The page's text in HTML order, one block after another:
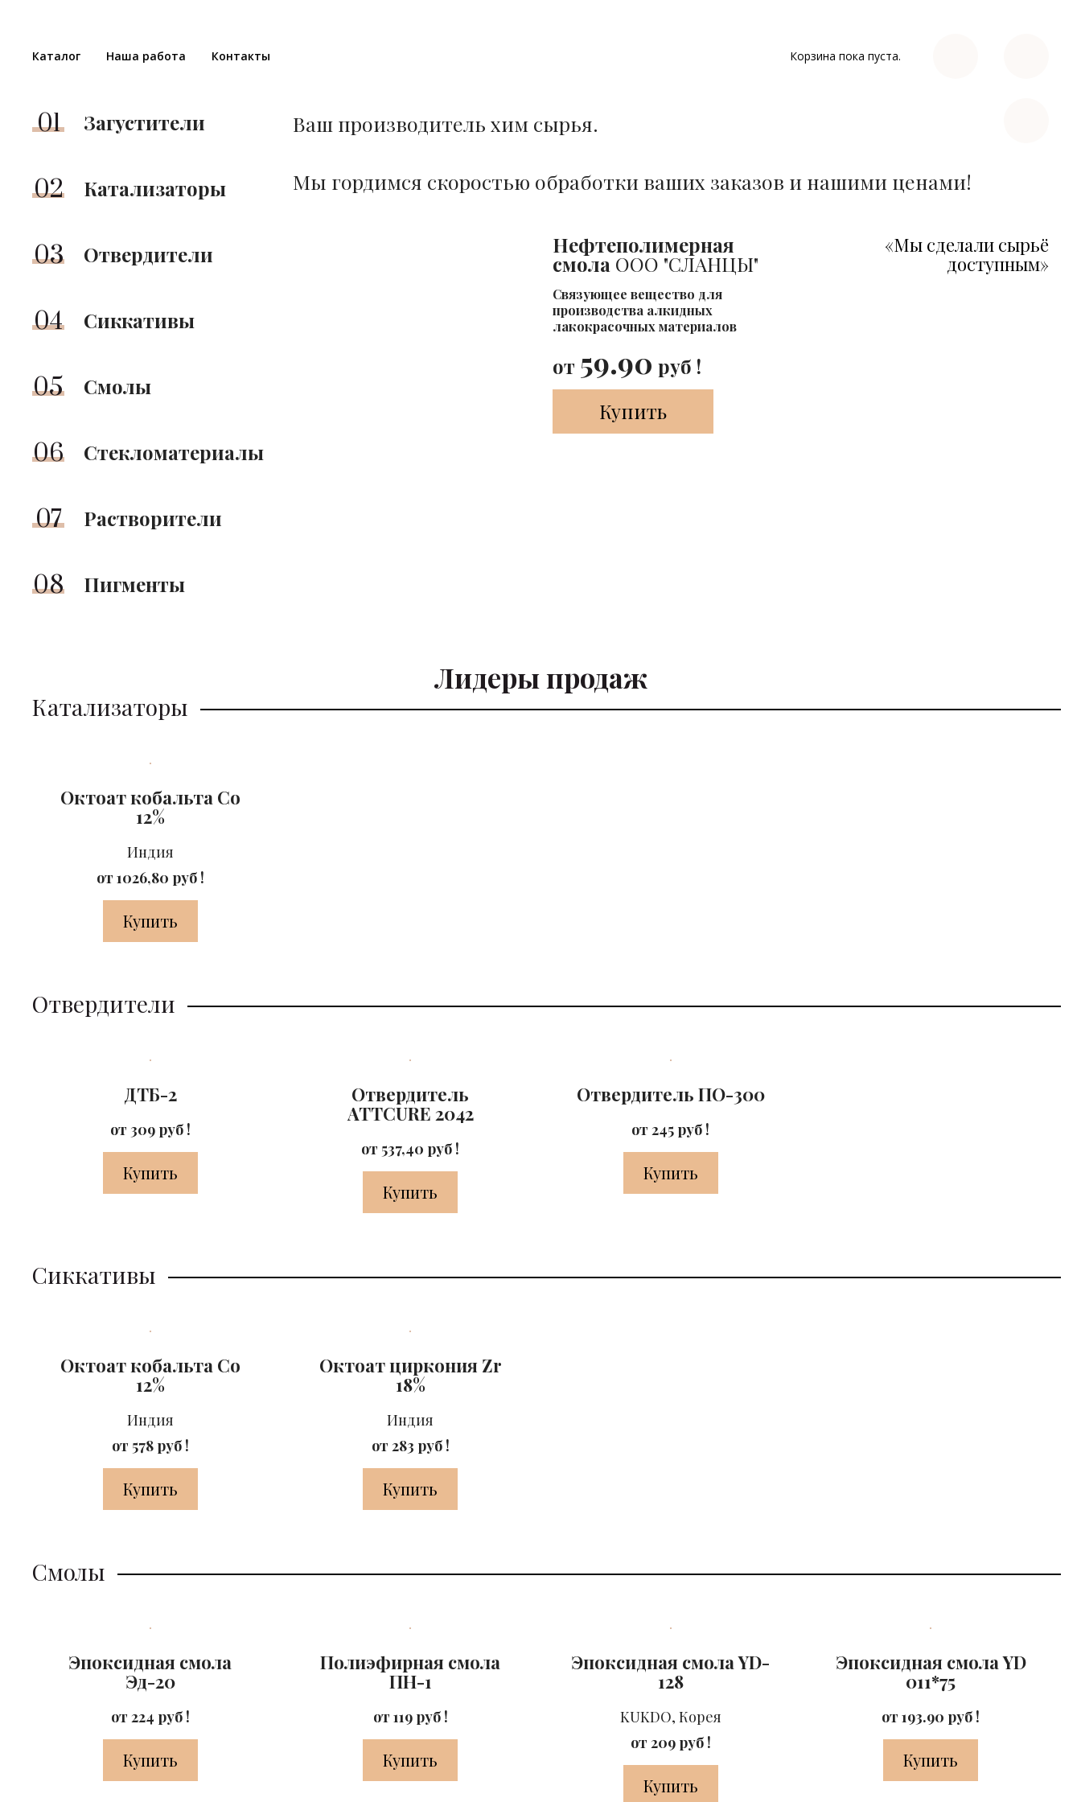
Каталог Наша работа Контакты Корзина пока пуста.
Ваш производитель хим сырья.
Мы гордимся скоростью обработки ваших заказов и нашими ценами!
01 Загустители
02 Катализаторы
03 Отвердители
04 Сиккативы
05 Смолы
06 Стекломатериалы
07 Растворители
08 Пигменты
Нефтеполимерная
смола ООО "СЛАНЦЫ"
Cвязующее вещество для
производства алкидных
лакокрасочных материалов
от 59.90 руб !
Купить
«Мы сделали сырьё
доступным»
Лидеры продаж
Катализаторы
Октоат кобальта Co
12%
Индия
от 1026,80 руб !
Купить
Отвердители
ДТБ-2
от 309 руб !
Купить
Отвердитель
ATTCURE 2042
от 537,40 руб !
Купить
Отвердитель ПО-300
от 245 руб !
Купить
Сиккативы
Октоат кобальта Co
12%
Индия
от 578 руб !
Купить
Октоат циркония Zr
18%
Индия
от 283 руб !
Купить
Смолы
Эпоксидная смола
Эд-20
от 224 руб !
Купить
Полиэфирная смола
ПН-1
от 119 руб !
Купить
Эпоксидная смола YD-
128
KUKDO, Корея
от 209 руб !
Купить
Эпоксидная смола YD
011*75
от 193.90 руб !
Купить